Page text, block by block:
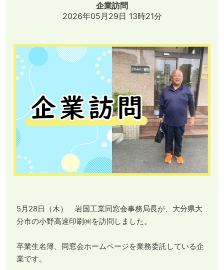
企業訪問
2026年05月29日 13時21分
5月28日（木） 岩国工業同窓会事務局長が、大分県大
分市の小野高速印刷㈱を訪問しました。
卒業生名簿、同窓会ホームページを業務委託している企
業です。